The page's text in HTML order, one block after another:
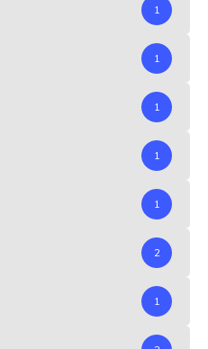
1
1
1
1
1
2
1